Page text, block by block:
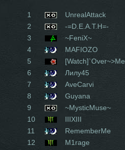
1 UnrealAttack
2
-=D.E.A.T.H=-
3
~FeniX~
4
MAFIOZO
5
[Watch]`Over~>Me
6
Лилу45
7
AveCarvi
8
Guyana
9
~MysticMuse~
10
IIIXIII
11
RememberMe
12
M1rage